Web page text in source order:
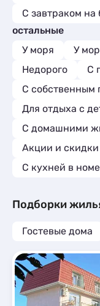
С завтраком на
остальные
У моря
У
Недорого
С
С собственным
Для отдыха с
С домашними
Акции и скидки
C кухней в
Подборки
Гостевые дома